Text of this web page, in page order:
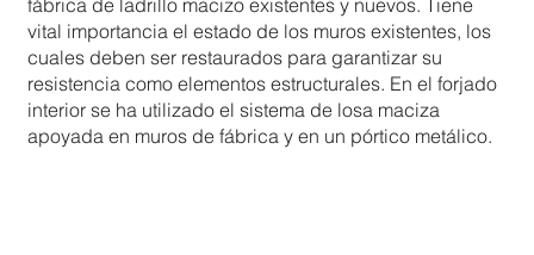
fábrica de ladrillo macizo existentes y nuevos. Tiene
vital importancia el estado de los muros existentes, los
cuales deben ser restaurados para garantizar su
resistencia como elementos estructurales. En el forjado
interior se ha utilizado el sistema de losa maciza
apoyada en muros de fábrica y en un pórtico metálico.